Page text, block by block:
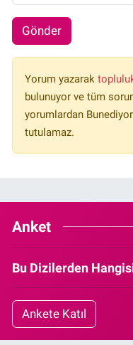
Gönder
Yorum yazarak
bulunuyor ve tüm
yorumlardan
tutulamaz.
Anket
Bu Dizilerden
Ankete Katıl